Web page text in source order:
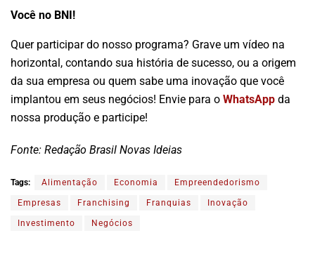
Você no BNI!
Quer participar do nosso programa? Grave um vídeo na
horizontal, contando sua história de sucesso, ou a origem
da sua empresa ou quem sabe uma inovação que você
implantou em seus negócios! Envie para o WhatsApp da
nossa produção e participe!
Fonte: Redação Brasil Novas Ideias
Tags: Alimentação Economia Empreendedorismo
Empresas Franchising Franquias Inovação
Investimento Negócios